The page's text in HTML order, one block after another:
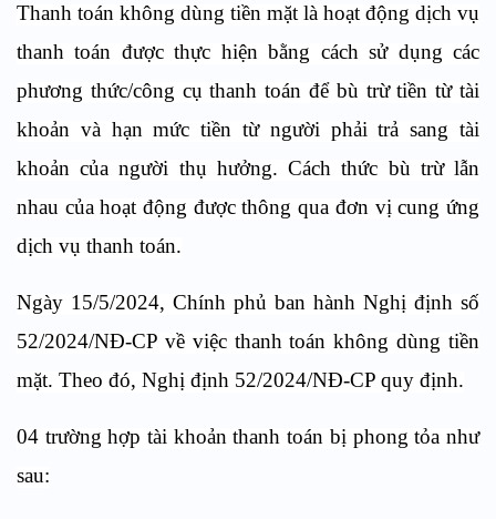
Thanh toán không dùng tiền mặt là hoạt động dịch vụ
thanh toán được thực hiện bằng cách sử dụng các
phương thức/công cụ thanh toán để bù trừ tiền từ tài
khoản và hạn mức tiền từ người phải trả sang tài
khoản của người thụ hưởng. Cách thức bù trừ lẫn
nhau của hoạt động được thông qua đơn vị cung ứng
dịch vụ thanh toán.
Ngày 15/5/2024, Chính phủ ban hành Nghị định số
52/2024/NĐ-CP về việc thanh toán không dùng tiền
mặt. Theo đó, Nghị định 52/2024/NĐ-CP quy định.
04 trường hợp tài khoản thanh toán bị phong tỏa như
sau: